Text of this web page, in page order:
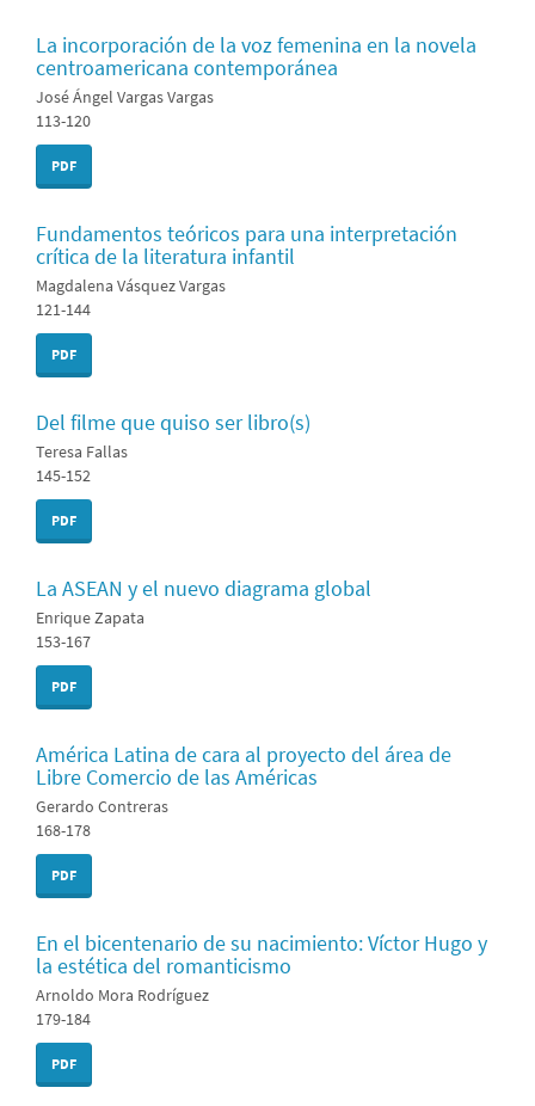
La incorporación de la voz femenina en la novela
centroamericana contemporánea
José Ángel Vargas Vargas
113-120
PDF
Fundamentos teóricos para una interpretación
crítica de la literatura infantil
Magdalena Vásquez Vargas
121-144
PDF
Del filme que quiso ser libro(s)
Teresa Fallas
145-152
PDF
La ASEAN y el nuevo diagrama global
Enrique Zapata
153-167
PDF
América Latina de cara al proyecto del área de
Libre Comercio de las Américas
Gerardo Contreras
168-178
PDF
En el bicentenario de su nacimiento: Víctor Hugo y
la estética del romanticismo
Arnoldo Mora Rodríguez
179-184
PDF